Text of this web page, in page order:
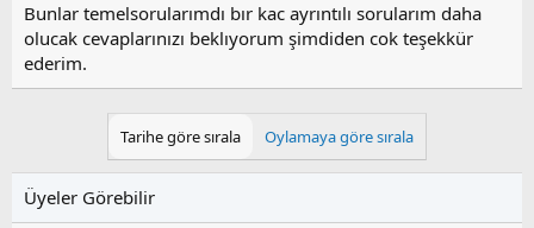
Bunlar temelsorularımdı bır kac ayrıntılı sorularım daha
olucak cevaplarınızı beklıyorum şimdiden cok teşekkür
ederim.
Tarihe göre sırala Oylamaya göre sırala
Üyeler Görebilir